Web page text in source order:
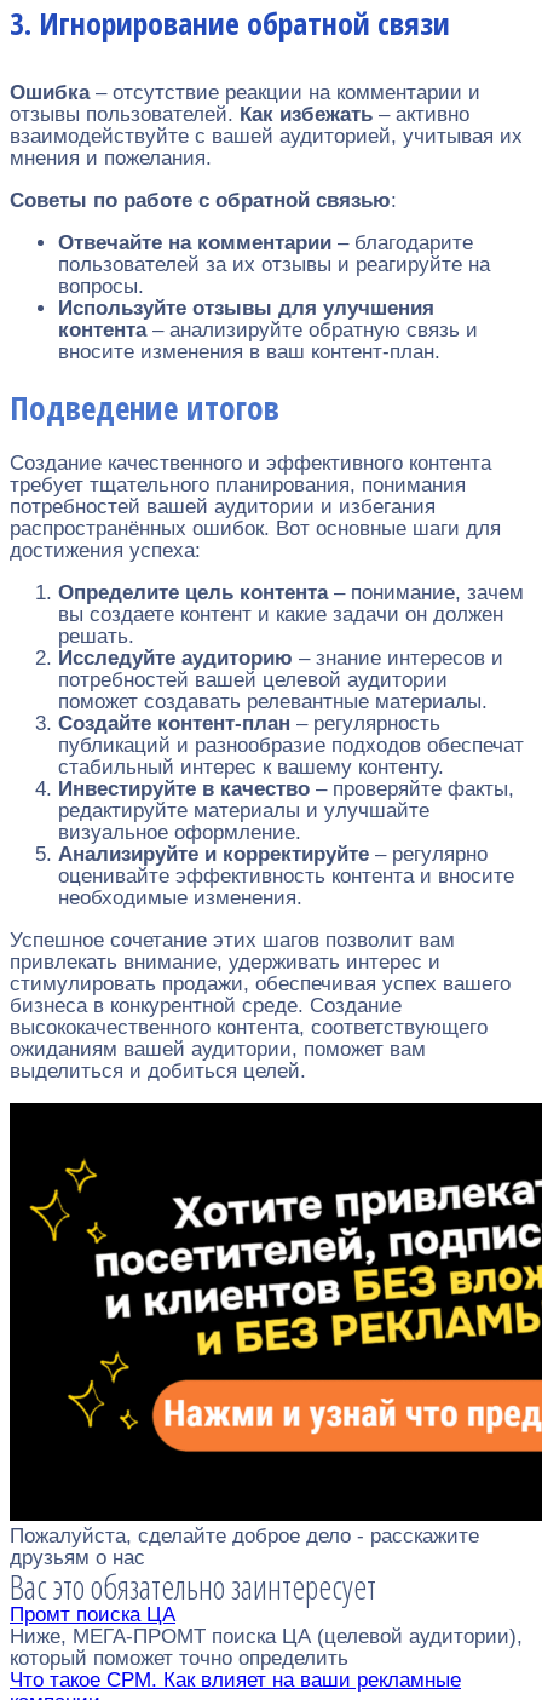
3. Игнорирование обратной связи
Ошибка– отсутствие реакции на комментарии и
отзывы пользователей. Как избежать – активно
взаимодействуйте с вашей аудиторией, учитывая их
мнения и пожелания.
Советы по работе с обратной связью:
Отвечайте на комментарии – благодарите
пользователей за их отзывы и реагируйте на
вопросы.
Используйте отзывы для улучшения
контента– анализируйте обратную связь и
вносите изменения в ваш контент-план.
Подведение итогов
Создание качественного и эффективного контента
требует тщательного планирования, понимания
потребностей вашей аудитории и избегания
распространённых ошибок. Вот основные шаги для
достижения успеха:
Определите цель контента– понимание, зачем
вы создаете контент и какие задачи он должен
решать.
Исследуйте аудиторию – знание интересов и
потребностей вашей целевой аудитории
поможет создавать релевантные материалы.
Создайте контент-план – регулярность
публикаций и разнообразие подходов обеспечат
стабильный интерес к вашему контенту.
Инвестируйте в качество – проверяйте факты,
редактируйте материалы и улучшайте
визуальное оформление.
Анализируйте и корректируйте – регулярно
оценивайте эффективность контента и вносите
необходимые изменения.
Успешное сочетание этих шагов позволит вам
привлекать внимание, удерживать интерес и
стимулировать продажи, обеспечивая успех вашего
бизнеса в конкурентной среде. Создание
высококачественного контента, соответствующего
ожиданиям вашей аудитории, поможет вам
выделиться и добиться целей.
Пожалуйста, сделайте доброе дело - расскажите
друзьям о нас
Вас это обязательно заинтересует
Промт поиска ЦА
Ниже, МЕГА-ПРОМТ поиска ЦА (целевой аудитории),
который поможет точно определить
Что такое CPM. Как влияет на ваши рекламные